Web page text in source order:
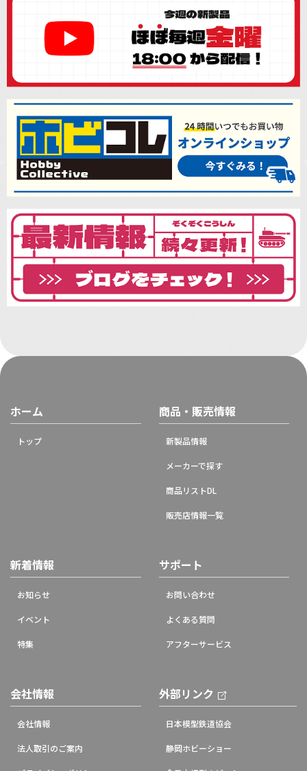
ホーム
トップ
商品・販売情報
新製品情報
メーカーで探す
商品リストDL
販売店情報一覧
新着情報
お知らせ
イベント
特集
サポート
お問い合わせ
よくある質問
アフターサービス
会社情報
会社情報
法人取引のご案内
外部リンク
日本模型鉄道協会
静岡ホビーショー